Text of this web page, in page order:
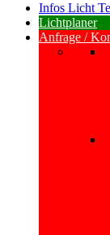
Infos Licht
Lichtplaner
Anfrage /